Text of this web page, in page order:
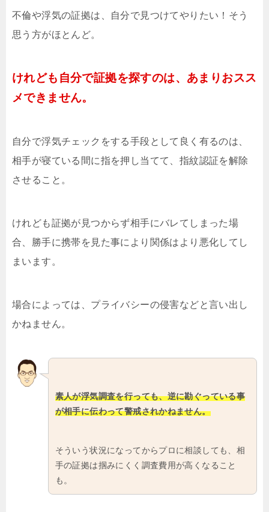
不倫や浮気の証拠は、自分で見つけてやりたい！そう
思う方がほとんど。
けれども自分で証拠を探すのは、あまりおスス
メできません。
自分で浮気チェックをする手段として良く有るのは、
相手が寝ている間に指を押し当てて、指紋認証を解除
させること。
けれども証拠が見つからず相手にバレてしまった場
合、勝手に携帯を見た事により関係はより悪化してし
まいます。
場合によっては、プライバシーの侵害などと言い出し
かねません。
素人が浮気調査を行っても、逆に勘ぐっている事
が相手に伝わって警戒されかねません。
そういう状況になってからプロに相談しても、相
手の証拠は掴みにくく調査費用が高くなること
も。